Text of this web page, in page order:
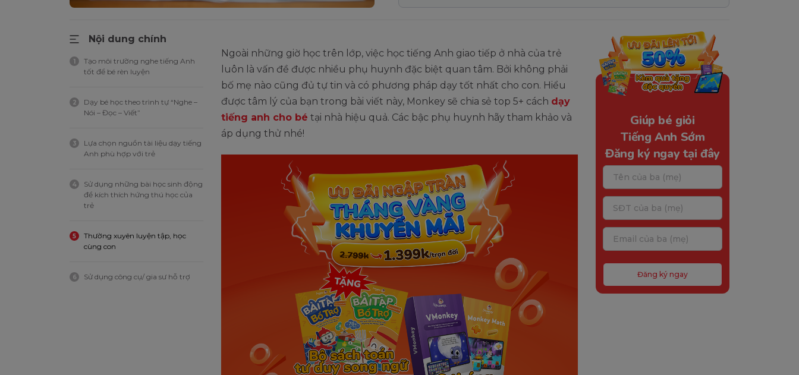
Nội dung chính
1
Tạo môi trường nghe tiếng Anh
tốt để bé rèn luyện
2
Dạy bé học theo trình tự “Nghe –
Nói – Đọc – Viết”
3
Lựa chọn nguồn tài liệu dạy tiếng
Anh phù hợp với trẻ
4
Sử dụng những bài học sinh động
để kích thích hứng thú học của
trẻ
5
Thường xuyên luyện tập, học
cùng con
6 Sử dụng công cụ/ gia sư hỗ trợ
Ngoài những giờ học trên lớp, việc học tiếng Anh giao tiếp ở nhà của trẻ
luôn là vấn đề được nhiều phụ huynh đặc biệt quan tâm. Bởi không phải
bố mẹ nào cũng đủ tự tin và có phương pháp dạy tốt nhất cho con. Hiểu
được tâm lý của bạn trong bài viết này, Monkey sẽ chia sẻ top 5+ cách dạy
tiếng anh cho bé tại nhà hiệu quả. Các bậc phụ huynh hãy tham khảo và
áp dụng thử nhé!
Giúp bé giỏi
Tiếng Anh Sớm
Đăng ký ngay tại đây
Đăng ký ngay